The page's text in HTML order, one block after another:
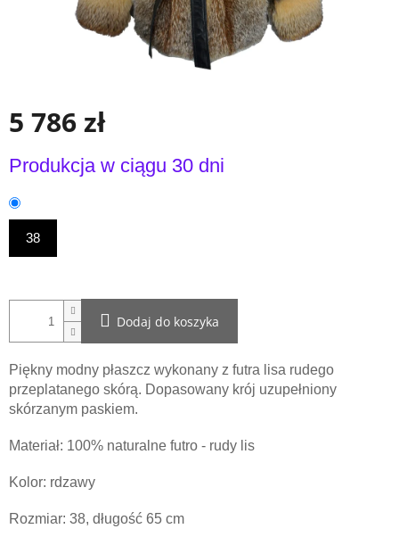
5 786 zł
jednostkowa:
Produkcja w ciągu 30 dni
38
Dodaj do koszyka
Piękny modny płaszcz wykonany z futra lisa rudego
przeplatanego skórą. Dopasowany krój uzupełniony
skórzanym paskiem.
Materiał: 100% naturalne futro - rudy lis
Kolor: rdzawy
Rozmiar: 38, długość 65 cm